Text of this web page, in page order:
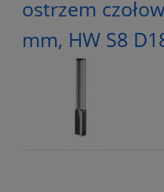
ostrzem
mm, HW S8